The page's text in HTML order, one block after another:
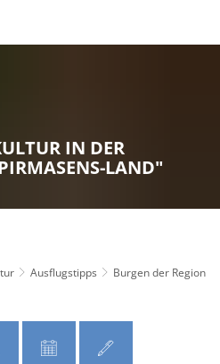
IN DER
LAND"
Ausflugstipps
Burgen der Region